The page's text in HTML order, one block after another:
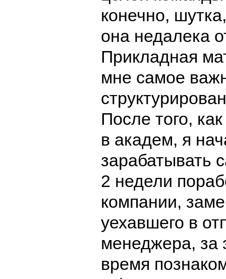
конечно,
она недалека
Прикладная
мне самое
После того,
в академ, я
зарабатывать
2 недели
компании,
уехавшего в
менеджера, за
время